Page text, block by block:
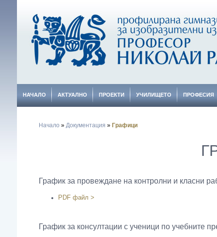
НАЧАЛО АКТУАЛНО ПРОЕКТИ УЧИЛИЩЕТО ПРОФЕСИЯ
Начало » Документация » Графици
График за провеждане на контролни и класни
PDF файл >
График за консултации с ученици по учебните